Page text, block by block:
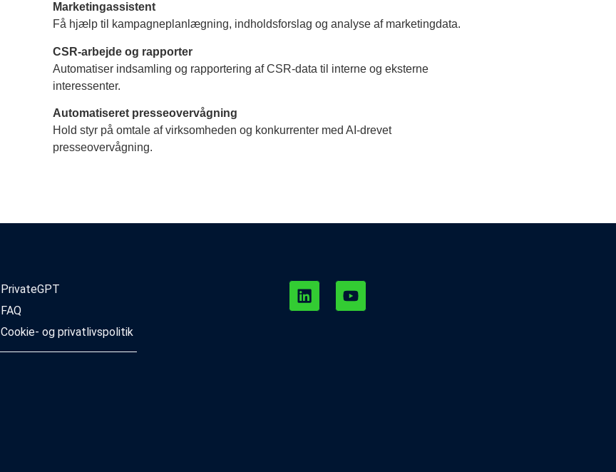
Marketingassistent
Få hjælp til kampagneplanlægning, indholdsforslag og analyse af marketingdata.
CSR-arbejde og rapporter
Automatiser indsamling og rapportering af CSR-data til interne og eksterne
interessenter.
Automatiseret presseovervågning
Hold styr på omtale af virksomheden og konkurrenter med AI-drevet
presseovervågning.
PrivateGPT
FAQ
Cookie- og privatlivspolitik